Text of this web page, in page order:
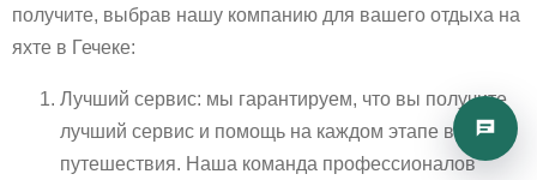
получите, выбрав нашу компанию для вашего отдыха на
яхте в Гечеке:
Лучший сервис: мы гарантируем, что вы получите
лучший сервис и помощь на каждом этапе вашего
путешествия. Наша команда профессионалов